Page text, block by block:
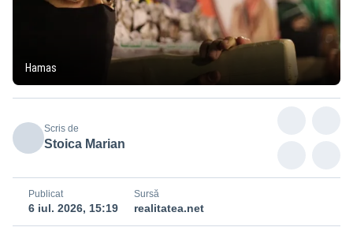
Hamas
Scris de
Stoica Marian
Publicat
6 iul. 2026, 15:19
Sursă
realitatea.net